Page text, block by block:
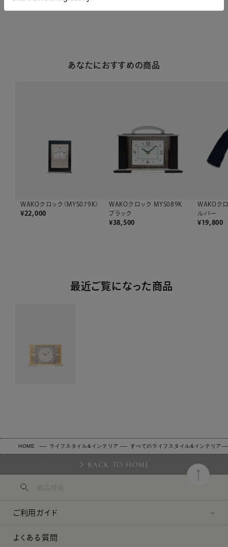
あなたにおすすめの商品
WAKOクロック〈MYS079K〉
¥22,000
WAKOクロック MYS089K
ブラック
¥38,500
WAKOク
ルバー
¥19,800
最近ご覧になった商品
HOME ライフスタイル&インテリア すべてのライフスタイル&インテリア
BACK TO HOME
ご利用ガイド
よくある質問